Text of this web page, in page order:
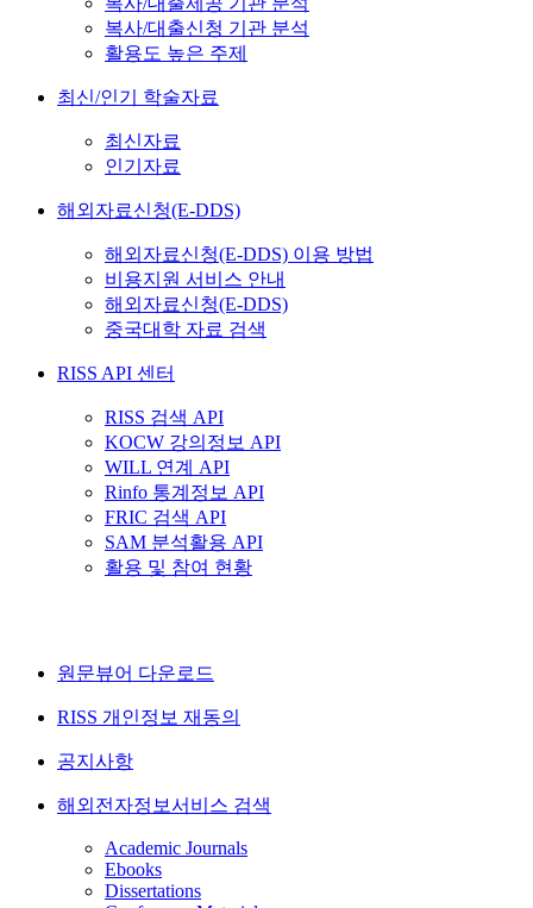
복사/대출신청 기관 분석
활용도 높은 주제
최신/인기 학술자료
최신자료
인기자료
해외자료신청(E-DDS)
해외자료신청(E-DDS) 이용 방법
비용지원 서비스 안내
해외자료신청(E-DDS)
중국대학 자료 검색
RISS API 센터
RISS 검색 API
KOCW 강의정보 API
WILL 연계 API
Rinfo 통계정보 API
FRIC 검색 API
SAM 분석활용 API
활용 및 참여 현황
원문뷰어 다운로드
RISS 개인정보 재동의
공지사항
해외전자정보서비스 검색
Academic Journals
Ebooks
Dissertations